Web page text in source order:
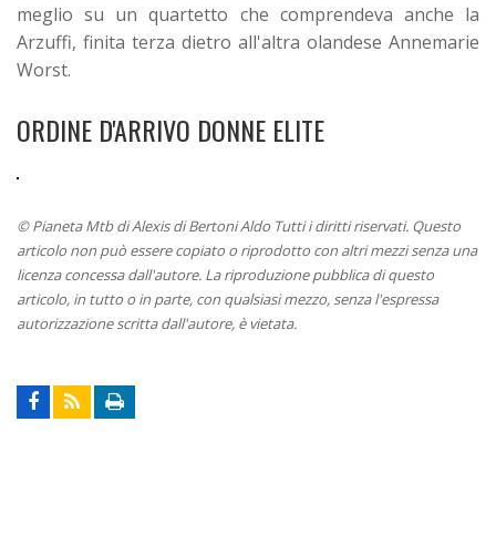
meglio su un quartetto che comprendeva anche la
Arzuffi, finita terza dietro all'altra olandese Annemarie
Worst.
ORDINE D'ARRIVO DONNE ELITE
© Pianeta Mtb di Alexis di Bertoni Aldo Tutti i diritti riservati. Questo
articolo non può essere copiato o riprodotto con altri mezzi senza una
licenza concessa dall'autore. La riproduzione pubblica di questo
articolo, in tutto o in parte, con qualsiasi mezzo, senza l'espressa
autorizzazione scritta dall'autore, è vietata.